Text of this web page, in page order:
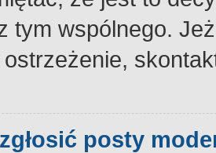
tym wspólnego.
ostrzeżenie,
posty